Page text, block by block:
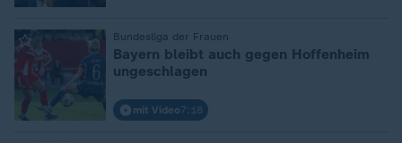
Bundesliga der Frauen
:
Bayern bleibt auch gegen Hoffenheim
ungeschlagen
mit Video7:18